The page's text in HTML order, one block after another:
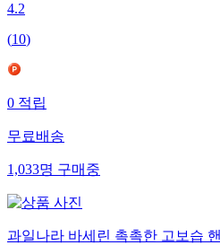
4.2
(10)
0 적립
무료배송
1,033명 구매중
과일나라 바세린 촉촉한 고보습